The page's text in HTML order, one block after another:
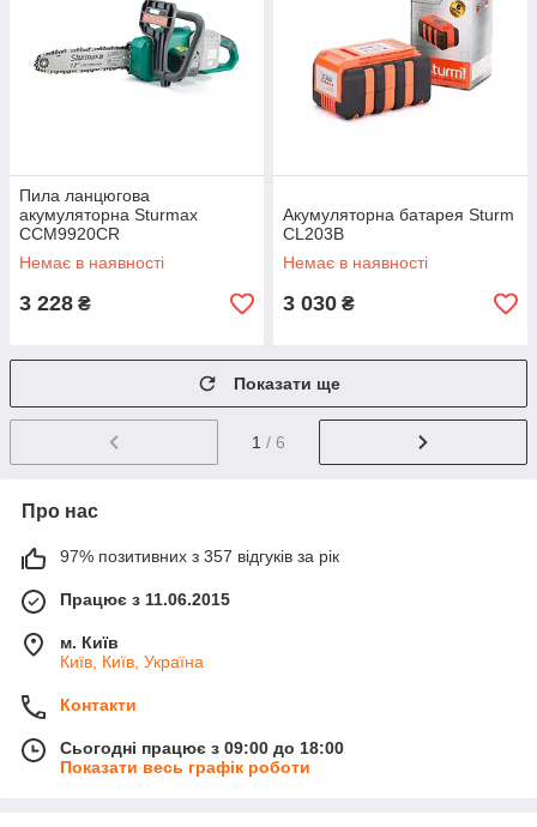
Пила ланцюгова
акумуляторна Sturmax
CCM9920CR
Немає в наявності
3 228 ₴
Акумуляторна батарея Sturm
CL203B
Немає в наявності
3 030 ₴
Показати ще
1 / 6
Про нас
97% позитивних з 357 відгуків за рік
Працює з 11.06.2015
м. Київ
Київ, Київ, Україна
Контакти
Сьогодні працює з 09:00 до 18:00
Показати весь графік роботи